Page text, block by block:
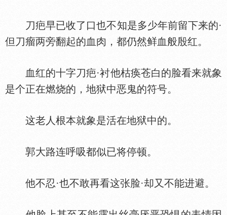
刀疤早已收了口也不知是多少年前留下来的·
但刀瘤两旁翻起的血肉，都仍然鲜血般殷红。
血红的十字刀疤·衬他枯痪苍白的脸看来就象
是个正在燃烧的，地狱中恶鬼的符号。
这老人根本就象是活在地狱中的。
郭大路连呼吸都似已将停顿。
他不忍·也不敢再看这张脸·却又不能进避。